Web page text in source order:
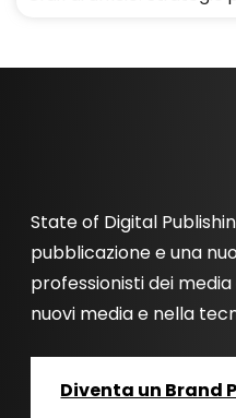
State of Digital
pubblicazione e una
professionisti dei
nuovi media e nella
Diventa un Brand